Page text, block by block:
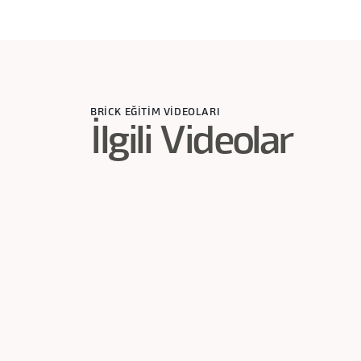
BRİCK EĞİTİM VİDEOLARI
İlgili Videolar